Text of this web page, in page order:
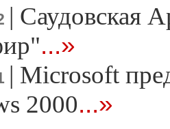
| Саудовская
...»
| Microsoft
2000...»